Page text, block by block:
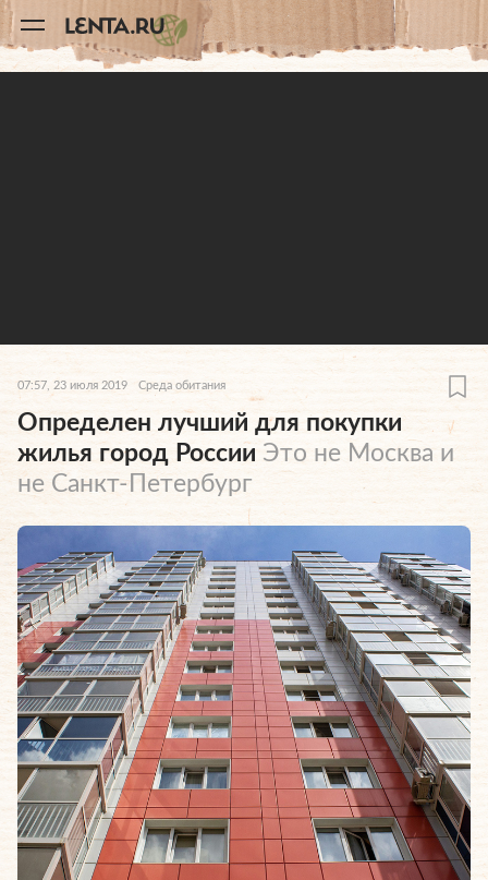
A
11
07:57, 23 июля 2019 Среда обитания
Определен лучший для покупки
жилья город России Это не Москва и
не Санкт-Петербург